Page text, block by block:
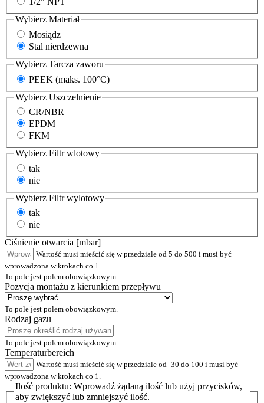
Wybierz Materiał
Mosiądz
Stal nierdzewna
Wybierz Tarcza zaworu
PEEK (maks. 100°C)
Wybierz Uszczelnienie
CR/NBR
EPDM
FKM
Wybierz Filtr wlotowy
tak
nie
Wybierz Filtr wylotowy
tak
nie
Ciśnienie otwarcia [mbar]
Wartość musi mieścić się w przedziale od 5 do 500 i musi być
wprowadzona w krokach co 1.
To pole jest polem obowiązkowym.
Pozycja montażu z kierunkiem przepływu
To pole jest polem obowiązkowym.
Rodzaj gazu
To pole jest polem obowiązkowym.
Temperaturbereich
Wartość musi mieścić się w przedziale od -30 do 100 i musi być
wprowadzona w krokach co 1.
Ilość produktu: Wprowadź żądaną ilość lub użyj przycisków,
aby zwiększyć lub zmniejszyć ilość.